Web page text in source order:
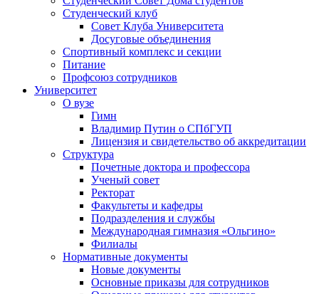
Студенческий клуб
Совет Клуба Университета
Досуговые объединения
Спортивный комплекс и секции
Питание
Профсоюз сотрудников
Университет
О вузе
Гимн
Владимир Путин о СПбГУП
Лицензия и свидетельство об аккредитации
Структура
Почетные доктора и профессора
Ученый совет
Ректорат
Факультеты и кафедры
Подразделения и службы
Международная гимназия «Ольгино»
Филиалы
Нормативные документы
Новые документы
Основные приказы для сотрудников